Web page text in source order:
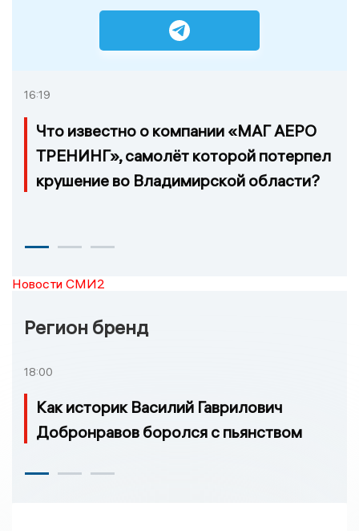
16:19
Что известно о компании «МАГ АЕРО
ТРЕНИНГ», самолёт которой потерпел
крушение во Владимирской области?
Новости СМИ2
Регион бренд
18:00
Как историк Василий Гаврилович
Добронравов боролся с пьянством